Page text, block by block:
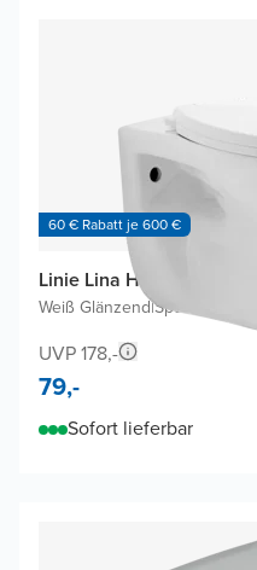
60 € Rabatt je 600 €
Linie Lina Hänge WC
Weiß Glänzend|Spülrandlos
UVP 178,-
79,-
Sofort lieferbar